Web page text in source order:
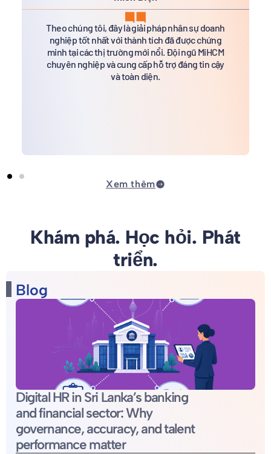
Theo chúng tôi, đây là giải pháp nhân sự doanh
nghiệp tốt nhất với thành tích đã được chứng
minh tại các thị trường mới nổi. Đội ngũ MiHCM
chuyên nghiệp và cung cấp hỗ trợ đáng tin cậy
và toàn diện.
Xem thêm
Khám phá. Học hỏi. Phát
triển.
Blog
Digital HR in Sri Lanka’s banking
and financial sector: Why
governance, accuracy, and talent
performance matter